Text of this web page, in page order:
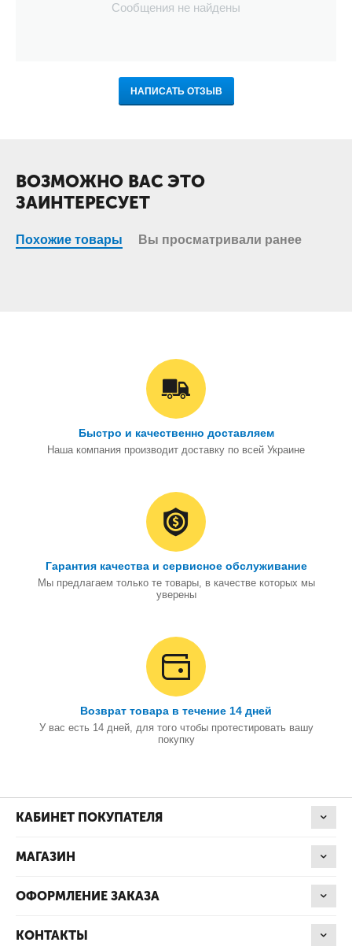
Сообщения не найдены
НАПИСАТЬ ОТЗЫВ
ВОЗМОЖНО ВАС ЭТО
ЗАИНТЕРЕСУЕТ
Похожие товары Вы просматривали ранее
Быстро и качественно доставляем
Наша компания производит доставку по всей Украине
Гарантия качества и сервисное обслуживание
Мы предлагаем только те товары, в качестве которых мы
уверены
Возврат товара в течение 14 дней
У вас есть 14 дней, для того чтобы протестировать вашу
покупку
КАБИНЕТ ПОКУПАТЕЛЯ
МАГАЗИН
ОФОРМЛЕНИЕ ЗАКАЗА
КОНТАКТЫ